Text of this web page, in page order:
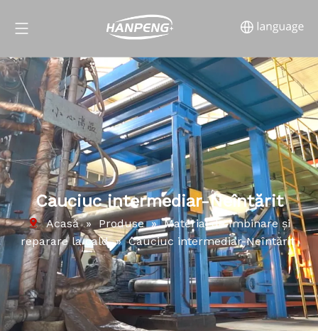
Cauciuc intermediar-Neîntărit
Acasă » Produse » Material de îmbinare și
reparare la cald » Cauciuc intermediar-Neîntărit